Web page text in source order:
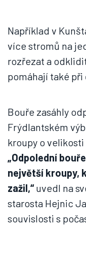
Například v
více stromů na
rozřezat a
pomáhají také při
Bouře zasáhly
Frýdlantském
kroupy o
„Odpolední
největší kroupy,
zažil,“uvedl na
starosta Hejnic
souvislosti s